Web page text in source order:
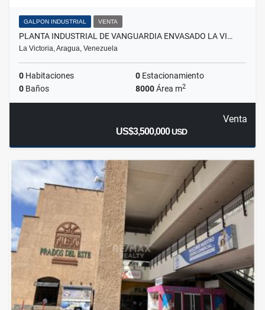
GALPON INDUSTRIAL VENTA
PLANTA INDUSTRIAL DE VANGUARDIA ENVASADO LA VI…
La Victoria, Aragua, Venezuela
0 Habitaciones 0 Estacionamiento
0 Baños 8000Área m2
Venta
US$3,500,000USD